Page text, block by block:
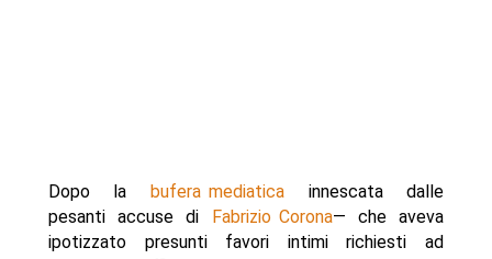
Dopo la bufera mediatica innescata dalle
pesanti accuse di Fabrizio Corona— che aveva
ipotizzato presunti favori intimi richiesti ad